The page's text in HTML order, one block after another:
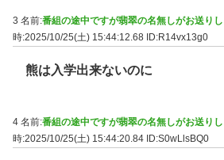
3 名前:番組の途中ですが翡翠の名無しがお送り
時:2025/10/25(土) 15:44:12.68 ID:R14vx13g0
熊は入学出来ないのに
4 名前:番組の途中ですが翡翠の名無しがお送り
時:2025/10/25(土) 15:44:20.84 ID:S0wLlsBQ0